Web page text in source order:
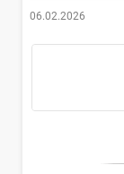
06.02.2026